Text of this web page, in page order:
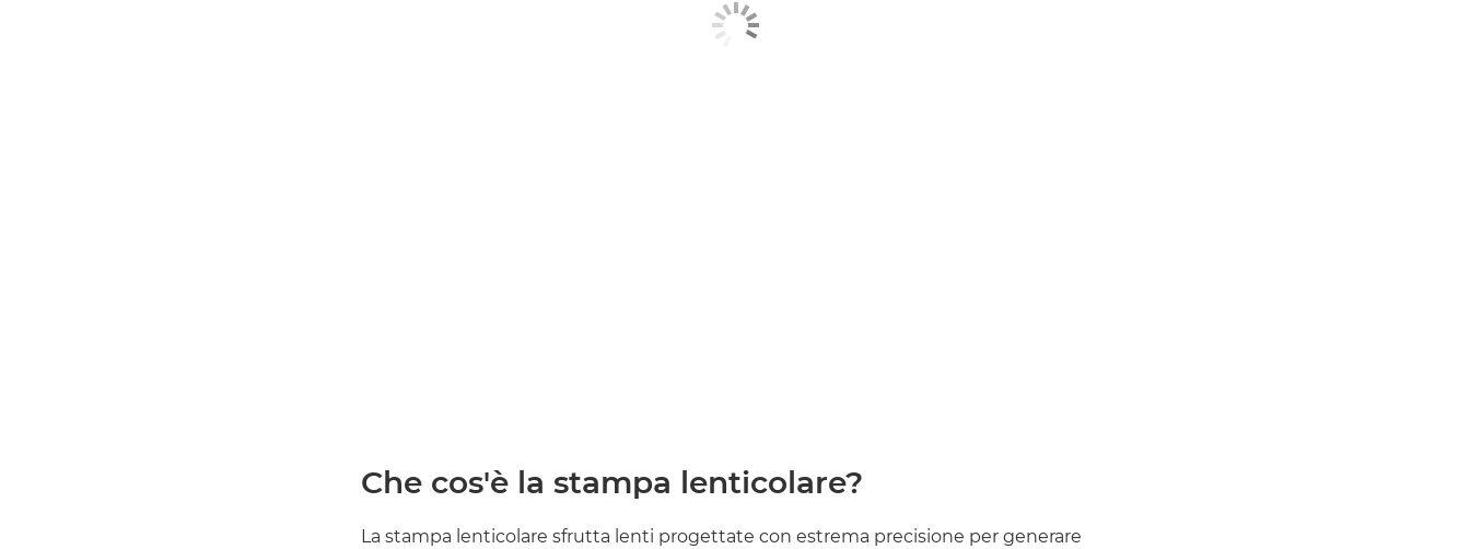
Che cos'è la stampa lenticolare?
La stampa lenticolare sfrutta lenti progettate con estrema precisione per generare